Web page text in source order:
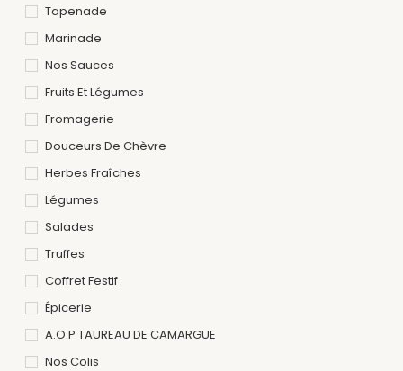
Tapenade
Marinade
Nos Sauces
Fruits Et Légumes
Fromagerie
Douceurs De Chèvre
Herbes Fraîches
Légumes
Salades
Truffes
Coffret Festif
Épicerie
A.O.P TAUREAU DE CAMARGUE
Nos Colis